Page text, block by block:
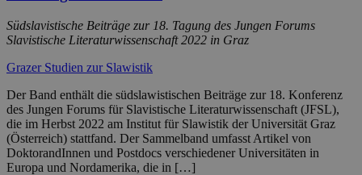
Südslavistische Beiträge zur 18. Tagung des Jungen Forums
Slavistische Literaturwissenschaft 2022 in Graz
Grazer Studien zur Slawistik
Der Band enthält die südslawistischen Beiträge zur 18. Konferenz
des Jungen Forums für Slavistische Literaturwissenschaft (JFSL),
die im Herbst 2022 am Institut für Slawistik der Universität Graz
(Österreich) stattfand. Der Sammelband umfasst Artikel von
DoktorandInnen und Postdocs verschiedener Universitäten in
Europa und Nordamerika, die in […]